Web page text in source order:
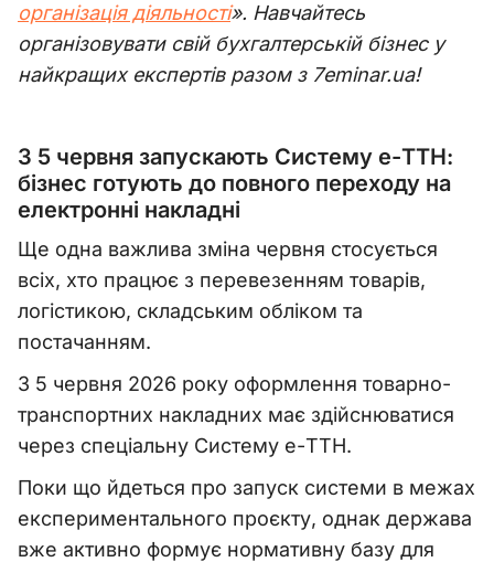
організація діяльності». Навчайтесь
організовувати свій бухгалтерській бізнес у
найкращих експертів разом з 7eminar.ua!
З 5 червня запускають Систему е-ТТН:
бізнес готують до повного переходу на
електронні накладні
Ще одна важлива зміна червня стосується
всіх, хто працює з перевезенням товарів,
логістикою, складським обліком та
постачанням.
З 5 червня 2026 року оформлення товарно-
транспортних накладних має здійснюватися
через спеціальну Систему е-ТТН.
Поки що йдеться про запуск системи в межах
експериментального проєкту, однак держава
вже активно формує нормативну базу для